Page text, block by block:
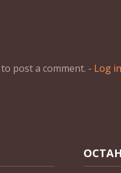
post a comment. - Log in